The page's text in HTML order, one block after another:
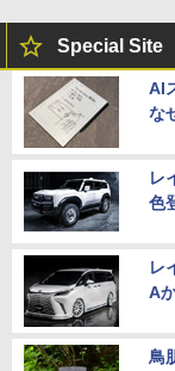
Special Site
AI
な
レ
色
レ
A
鳥